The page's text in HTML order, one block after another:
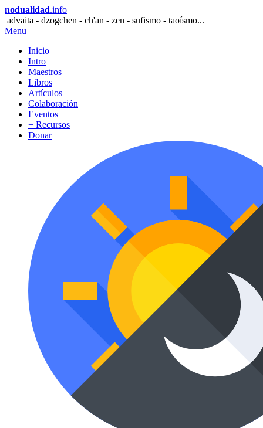
nodualidad.info
advaita - dzogchen - ch'an - zen - sufismo - taoísmo...
Menu
Inicio
Intro
Maestros
Libros
Artículos
Colaboración
Eventos
+ Recursos
Donar